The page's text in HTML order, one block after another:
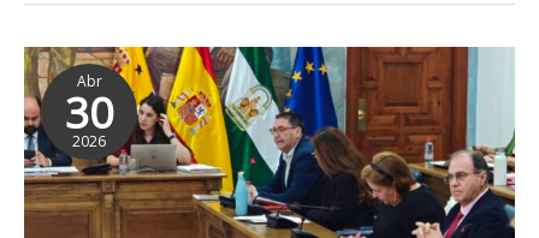
TALENTO
Abr
30
2026
El
PSOE
de
Rincón
de
la